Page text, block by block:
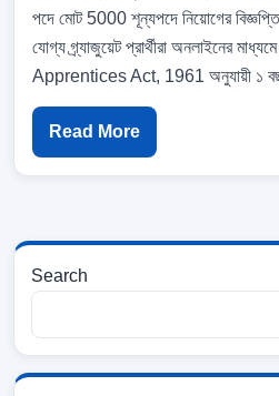
পদে মোট 5000 শূন্যপদে নিয়োগের
যোগ্য গ্র্যাজুয়েট প্রার্থীরা অনলাইনের
Apprentices Act, 1961 অনুযায়ী ১
Read More
Search